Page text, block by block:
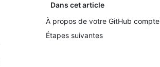
Dans cet article
À propos de votre GitHub compte
Étapes suivantes